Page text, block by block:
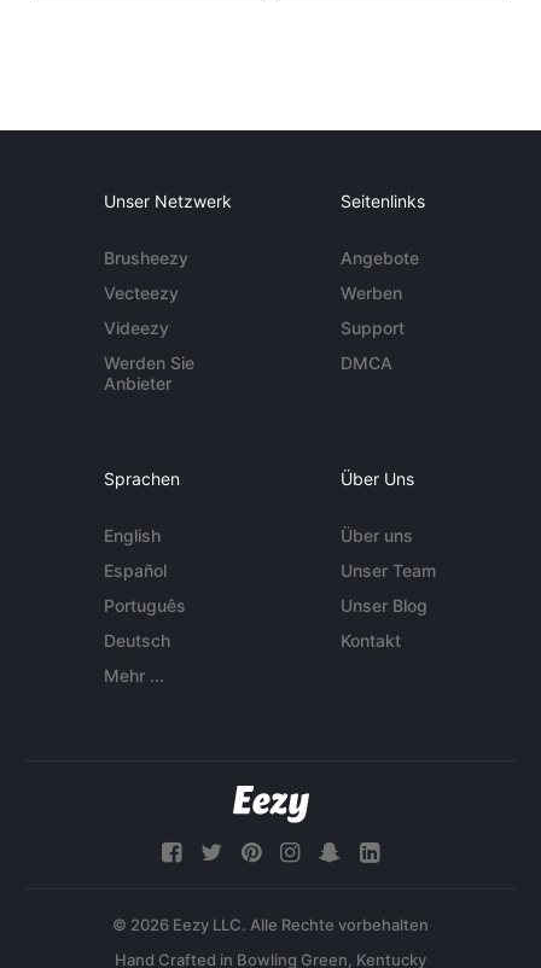
Unser Netzwerk
Brusheezy
Vecteezy
Videezy
Werden Sie
Anbieter
Seitenlinks
Angebote
Werben
Support
DMCA
Sprachen
English
Español
Português
Deutsch
Mehr ...
Über Uns
Über uns
Unser Team
Unser Blog
Kontakt
© 2026 Eezy LLC. Alle Rechte vorbehalten